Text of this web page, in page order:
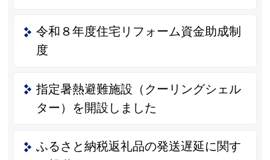
令和８年度住宅リフォーム資金助成制
度
指定暑熱避難施設（クーリングシェル
ター）を開設しました
ふるさと納税返礼品の発送遅延に関す